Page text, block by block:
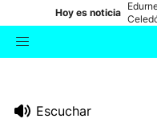
Hoy es noticia
en
Escuchar